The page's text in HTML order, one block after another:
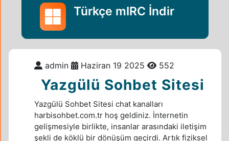
Türkçe mIRC İndir
admin Haziran 19 2025 552
Yazgülü Sohbet Sitesi
Yazgülü Sohbet Sitesi chat kanalları
harbisohbet.com.tr hoş geldiniz. İnternetin
gelişmesiyle birlikte, insanlar arasındaki iletişim
şekli de köklü bir dönüşüm geçirdi. Artık fiziksel